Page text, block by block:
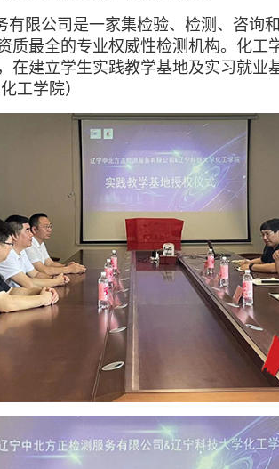
有限公司是一家集检验、检测、咨询
质最全的专业权威性检测机构。化工
在建立学生实践教学基地及实习就业
工学院）